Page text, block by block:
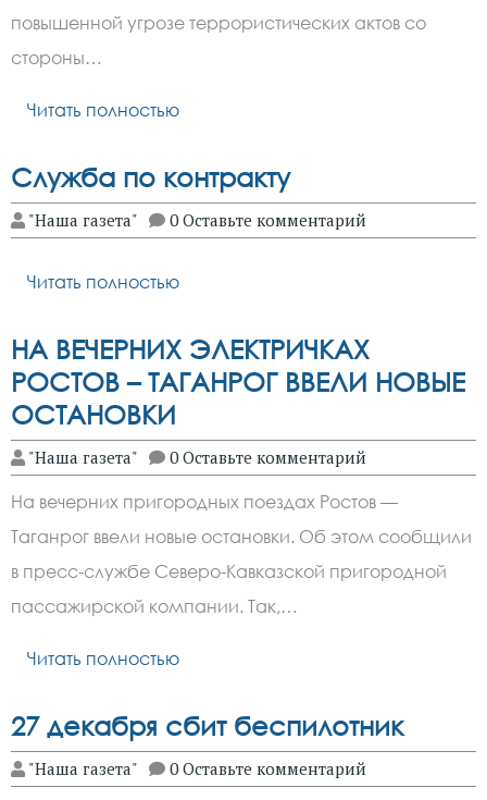
повышенной угрозе террористических актов со
стороны…
Читать полностью
Служба по контракту
"Наша газета" 0 Оставьте комментарий
Читать полностью
НА ВЕЧЕРНИХ ЭЛЕКТРИЧКАХ
РОСТОВ – ТАГАНРОГ ВВЕЛИ НОВЫЕ
ОСТАНОВКИ
"Наша газета" 0 Оставьте комментарий
На вечерних пригородных поездах Ростов —
Таганрог ввели новые остановки. Об этом сообщили
в пресс-службе Северо-Кавказской пригородной
пассажирской компании. Так,…
Читать полностью
27 декабря сбит беспилотник
"Наша газета" 0 Оставьте комментарий